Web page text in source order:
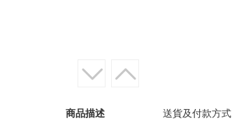
商品描述 送貨及付款方式